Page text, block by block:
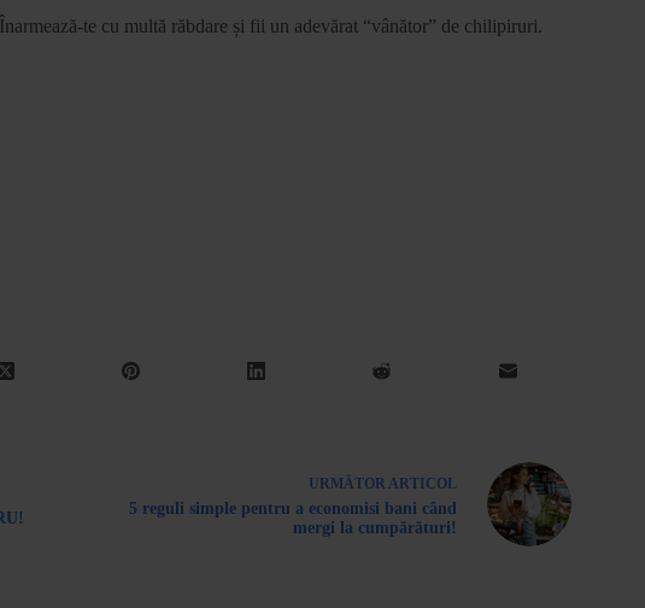
te cu multă răbdare și fii un adevărat “vânător” de chilipiruri.
URMĂTOR ARTICOL
5 reguli simple pentru a economisi bani când
mergi la cumpărături!